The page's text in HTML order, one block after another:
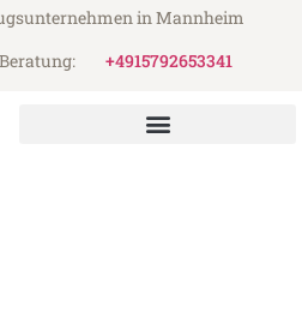
in Mannheim
+4915792653341